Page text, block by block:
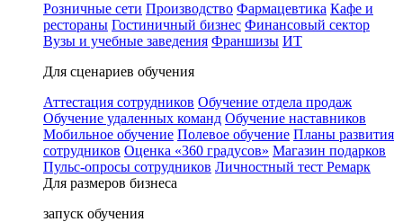
Розничные сети Производство Фармацевтика Кафе и
рестораны Гостиничный бизнес Финансовый сектор
Вузы и учебные заведения Франшизы ИТ
Для сценариев обучения
Аттестация сотрудников Обучение отдела продаж
Обучение удаленных команд Обучение наставников
Мобильное обучение Полевое обучение Планы развития
сотрудников Оценка «360 градусов» Магазин подарков
Пульс-опросы сотрудников Личностный тест Ремарк
Для размеров бизнеса
запуск обучения